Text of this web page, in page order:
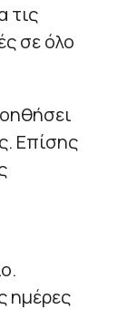
τις
σε όλο
Επίσης
ημέρες